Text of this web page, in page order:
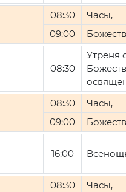
08:30
Часы,
09:00
08:30
Утреня
08:30
Часы,
09:00
16:00
08:30 Часы,